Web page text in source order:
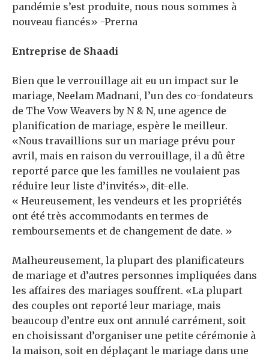
pandémie s’est produite, nous nous sommes à
nouveau fiancés» -Prerna
Entreprise de Shaadi
Bien que le verrouillage ait eu un impact sur le
mariage, Neelam Madnani, l’un des co-fondateurs
de The Vow Weavers by N & N, une agence de
planification de mariage, espère le meilleur.
«Nous travaillions sur un mariage prévu pour
avril, mais en raison du verrouillage, il a dû être
reporté parce que les familles ne voulaient pas
réduire leur liste d’invités», dit-elle.
« Heureusement, les vendeurs et les propriétés
ont été très accommodants en termes de
remboursements et de changement de date. »
Malheureusement, la plupart des planificateurs
de mariage et d’autres personnes impliquées dans
les affaires des mariages souffrent. «La plupart
des couples ont reporté leur mariage, mais
beaucoup d’entre eux ont annulé carrément, soit
en choisissant d’organiser une petite cérémonie à
la maison, soit en déplaçant le mariage dans une